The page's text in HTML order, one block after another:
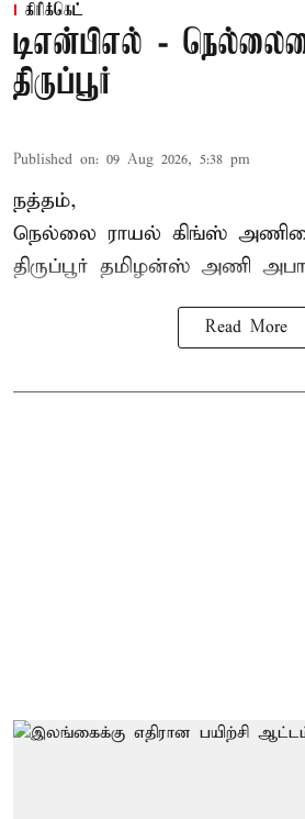
கிரிக்கெட்
டிஎன்பிஎல் -
திருப்பூர்
Published on: 09 Aug 2026, 5:38 pm
நத்தம்,
நெல்லை ராயல் கிங்ஸ்
திருப்பூர் தமிழன்ஸ் அணி
Read More